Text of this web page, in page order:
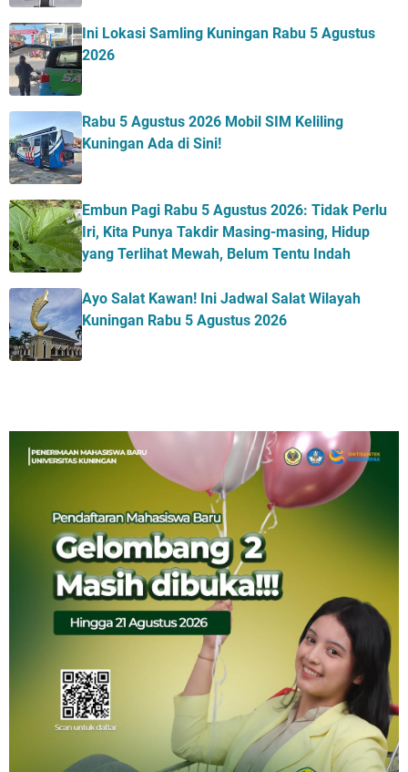
Ini Lokasi Samling Kuningan Rabu 5 Agustus
2026
Rabu 5 Agustus 2026 Mobil SIM Keliling
Kuningan Ada di Sini!
Embun Pagi Rabu 5 Agustus 2026: Tidak Perlu
Iri, Kita Punya Takdir Masing-masing, Hidup
yang Terlihat Mewah, Belum Tentu Indah
Ayo Salat Kawan! Ini Jadwal Salat Wilayah
Kuningan Rabu 5 Agustus 2026